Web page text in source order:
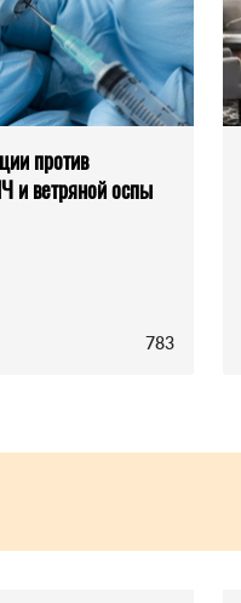
против
и ветряной оспы
783